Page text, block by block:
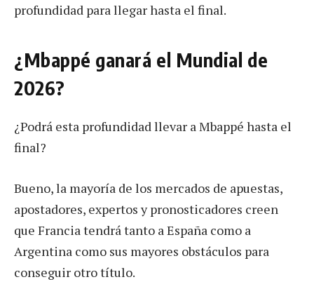
profundidad para llegar hasta el final.
¿Mbappé ganará el Mundial de
2026?
¿Podrá esta profundidad llevar a Mbappé hasta el
final?
Bueno, la mayoría de los mercados de apuestas,
apostadores, expertos y pronosticadores creen
que Francia tendrá tanto a España como a
Argentina como sus mayores obstáculos para
conseguir otro título.